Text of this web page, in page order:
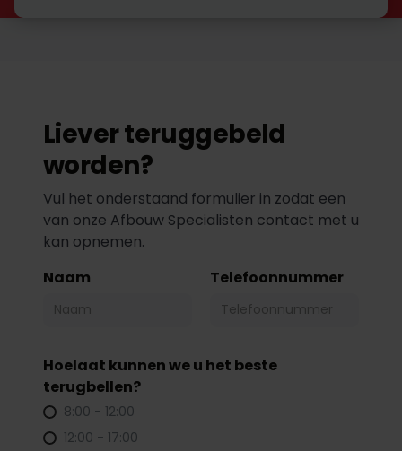
Liever teruggebeld
worden?
Vul het onderstaand formulier in zodat een
van onze Afbouw Specialisten contact met u
kan opnemen.
Naam
Telefoonnummer
Hoelaat kunnen we u het beste
terugbellen?
8:00 - 12:00
12:00 - 17:00